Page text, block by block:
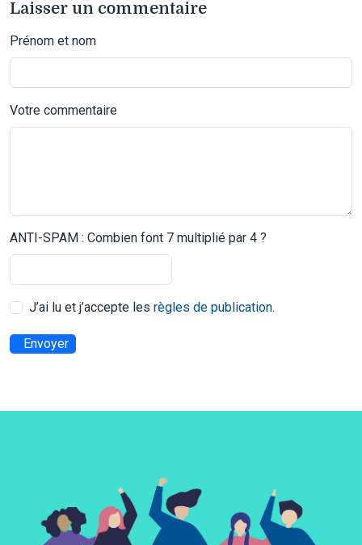
Laisser un commentaire
Prénom et nom
Votre commentaire
ANTI-SPAM : Combien font 7 multiplié par 4 ?
J’ai lu et j’accepte les règles de publication.
Envoyer